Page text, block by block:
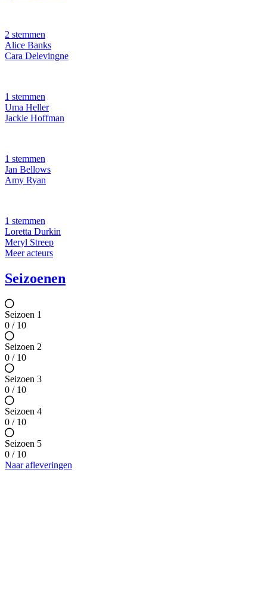
2 stemmen
Alice Banks
Cara Delevingne
1 stemmen
Uma Heller
Jackie Hoffman
1 stemmen
Jan Bellows
Amy Ryan
1 stemmen
Loretta Durkin
Meryl Streep
Meer acteurs
Seizoenen
Seizoen 1
0 / 10
Seizoen 2
0 / 10
Seizoen 3
0 / 10
Seizoen 4
0 / 10
Seizoen 5
0 / 10
Naar afleveringen